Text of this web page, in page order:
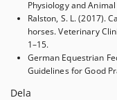
Dela
Physiology and
Ralston, S. L. (2017).
horses. Veterinary
1–15.
German Equestrian
Guidelines for Good